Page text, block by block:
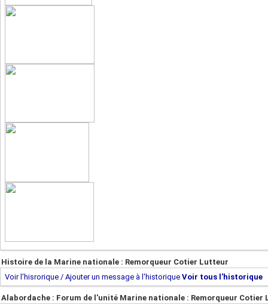
Histoire de la Marine nationale : Remorqueur Cotier Lutteur
Voir l'hisrorique / Ajouter un message à l'historique Voir tous l'historique
Alabordache : Forum de l'unité Marine nationale : Remorqueur Cotier